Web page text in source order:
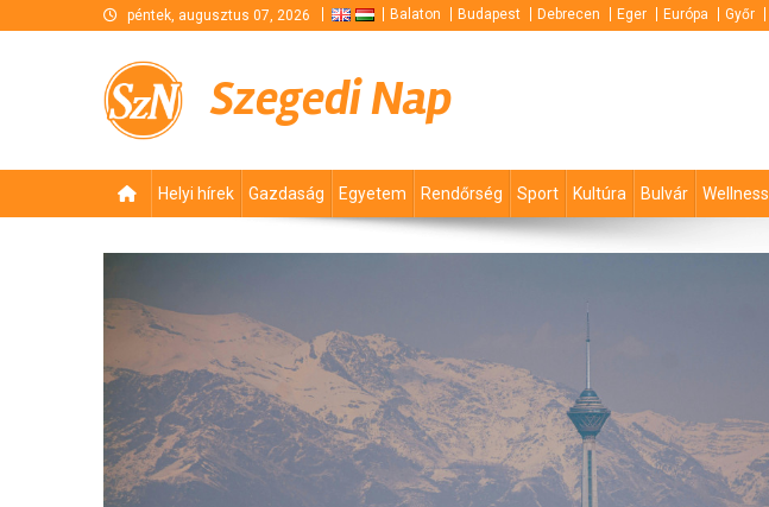
péntek, augusztus 07, 2026 Balaton Budapest Debrecen Eger Európa Győr
Szegedi Nap
Helyi hírek Gazdaság Egyetem Rendőrség Sport Kultúra Bulvár Wellness